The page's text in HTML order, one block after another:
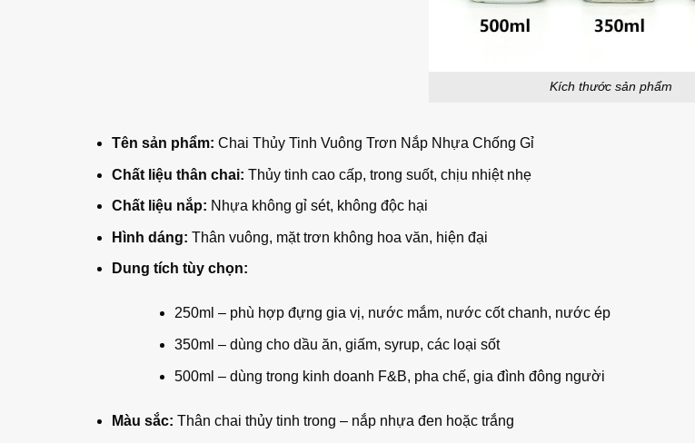
Kích thước sản phẩm
Tên sản phẩm: Chai Thủy Tinh Vuông Trơn Nắp Nhựa Chống Gỉ
Chất liệu thân chai: Thủy tinh cao cấp, trong suốt, chịu nhiệt nhẹ
Chất liệu nắp: Nhựa không gỉ sét, không độc hại
Hình dáng: Thân vuông, mặt trơn không hoa văn, hiện đại
Dung tích tùy chọn:
250ml – phù hợp đựng gia vị, nước mắm, nước cốt chanh, nước ép
350ml – dùng cho dầu ăn, giấm, syrup, các loại sốt
500ml – dùng trong kinh doanh F&B, pha chế, gia đình đông người
Màu sắc: Thân chai thủy tinh trong – nắp nhựa đen hoặc trắng